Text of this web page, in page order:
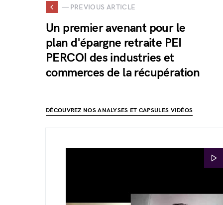
— PREVIOUS ARTICLE
Un premier avenant pour le
plan d'épargne retraite PEI
PERCOI des industries et
commerces de la récupération
DÉCOUVREZ NOS ANALYSES ET CAPSULES VIDÉOS